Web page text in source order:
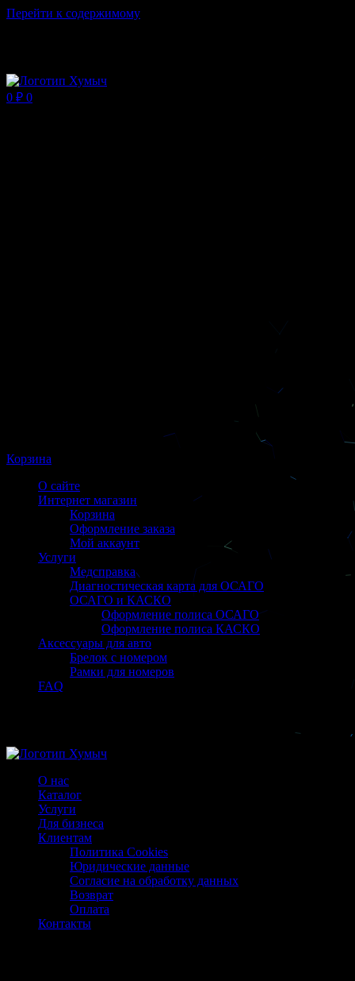
Перейти к содержимому
0 ₽ 0
Корзина
О сайте
Интернет магазин
Корзина
Оформление заказа
Мой аккаунт
Услуги
Медсправка
Диагностическая карта для ОСАГО
ОСАГО и КАСКО
Оформление полиса ОСАГО
Оформление полиса КАСКО
Аксессуары для авто
Брелок с номером
Рамки для номеров
FAQ
О нас
Каталог
Услуги
Для бизнеса
Клиентам
Политика Cookies
Юридические данные
Согласие на обработку данных
Возврат
Оплата
Контакты